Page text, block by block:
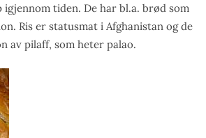
igjennom tiden. De har bl.a. brød som
Ris er statusmat i Afghanistan og de
av pilaff, som heter palao.